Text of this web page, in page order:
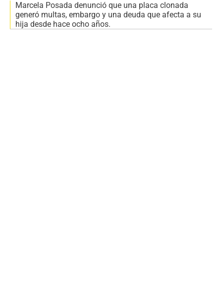
Marcela Posada denunció que una placa clonada
generó multas, embargo y una deuda que afecta a su
hija desde hace ocho años.